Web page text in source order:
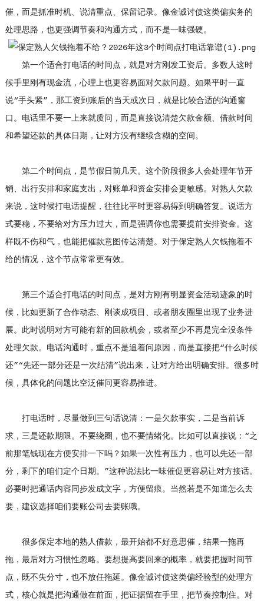
催，而是抓准时机、说清重点、保留记录。像金诚讨债这类偏实务的
处理思路，也更强调节奏和沟通方式，而不是一味强硬。
第一个适合打电话的时间点，就是对方刚发工资后。多数人这时
候手里刚有现金流，心理上也更容易面对欠款问题。如果平时一直
说“手头紧”，那工资到账后的当天或次日，就是比较合适的沟通窗
口。电话里不要一上来就质问，而是直接说清楚欠款金额、借款时间
和希望还款的具体日期，让对方没有继续含糊的空间。
第二个时间点，是节假日前几天。这个阶段很多人会处理年节开
销、出行安排和家庭支出，对账单和资金安排会更敏感。对熟人欠款
来说，这时候打电话提醒，往往比平时更容易得到明确答复。说话方
式要稳，不要给对方压力过大，而是强调你也需要提前安排资金。这
样既不伤和气，也能把催款意图传达清楚。对于保定熟人欠钱拖着不
给的情况，这个节点常常更有效。
第三个适合打电话的时间点，是对方刚有明显资金活动迹象的时
候，比如更新了合作动态、刚谈成项目、或者朋友圈里出现了业务进
展。此时说明对方可能有新的回款机会，或者至少不再是完全没条件
处理欠款。电话沟通时，重点不是追着问原因，而是直接把“什么时候
还”“先还一部分还是一次结清”说出来，让对方给出明确安排。很多时
候，具体化的问题比空泛催问更容易推进。
打电话时，尽量做到三句话说清：一是欠款事实，二是当前诉
求，三是还款期限。不要绕圈，也不要情绪化。比如可以直接说：“之
前那笔钱现在方便安排一下吗？如果一次性有压力，也可以先还一部
分，剩下的咱们定个日期。”这种说法比一味催促更容易让对方接话。
必要时把通话内容同步发成文字，方便留痕。当然若是不知道怎么去
要，建议选择咱们要账公司 去要账哦。
很多保定本地的熟人借款，最开始都不好意思催，结果一拖再
拖，最后对方习惯性忽略。要想提高要回来的概率，就要把握时间节
点，既不失分寸，也不放任拖延。像金诚讨债这类偏经验型的处理方
式，核心就是把沟通做在前面，把证据留在手里，把节奏控制住。对